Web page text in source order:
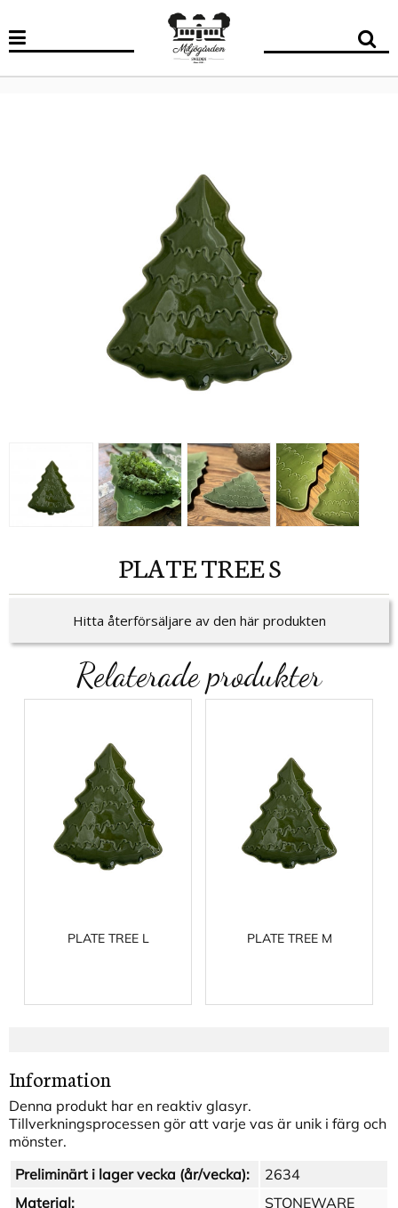
PLATE TREE S
Hitta återförsäljare av den här produkten
Relaterade produkter
PLATE TREE L PLATE TREE M
Information
Denna produkt har en reaktiv glasyr.
Tillverkningsprocessen gör att varje vas är unik i färg och
mönster.
Preliminärt i lager vecka (år/vecka):
2634
Material:
STONEWARE